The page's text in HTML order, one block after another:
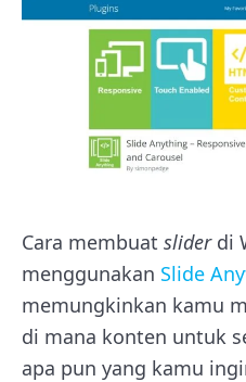
Cara membuat slider di
menggunakan Slide
memungkinkan kamu
di mana konten untuk
apa pun yang kamu